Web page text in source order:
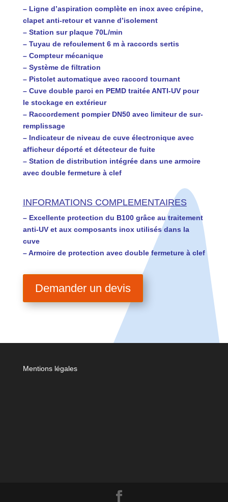
– Ligne d’aspiration complète en inox avec crépine,
clapet anti-retour et vanne d’isolement
– Station sur plaque 70L/min
– Tuyau de refoulement 6 m à raccords sertis
– Compteur mécanique
– Système de filtration
– Pistolet automatique avec raccord tournant
– Cuve double paroi en PEMD traitée ANTI-UV pour
le stockage en extérieur
– Raccordement pompier DN50 avec limiteur de sur-
remplissage
– Indicateur de niveau de cuve électronique avec
afficheur déporté et détecteur de fuite
– Station de distribution intégrée dans une armoire
avec double fermeture à clef
INFORMATIONS COMPLEMENTAIRES
– Excellente protection du B100 grâce au traitement
anti-UV et aux composants inox utilisés dans la
cuve
– Armoire de protection avec double fermeture à clef
Demander un devis
Mentions légales